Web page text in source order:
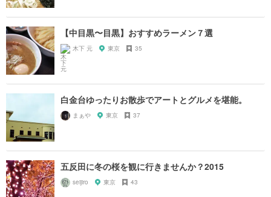
【中目黒〜目黒】おすすめラーメン７選
木下 元 東京 35
白金台ゆったりお散歩でアートとグルメを堪能。
まぁや 東京 37
五反田に冬の桜を観に行きませんか？2015
seijiro 東京 43